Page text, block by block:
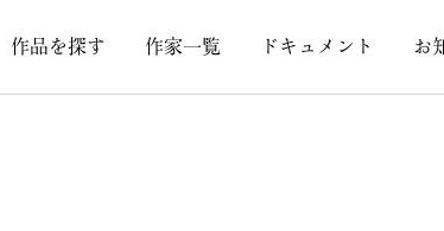
作品を探す 作家一覧 ドキュメント お